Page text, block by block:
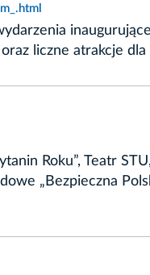
liczne atrakcje
Roku”, Teatr
„Bezpieczna